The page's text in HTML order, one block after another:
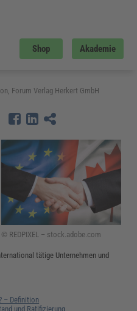
Shop Akademie
Vorteile und Kritik
einfach
Stand, Vorteile
Forum Verlag Herkert GmbH
© REDPIXEL – stock.adobe.com
tätige Unternehmen und
– Definition
und Ratifizierung